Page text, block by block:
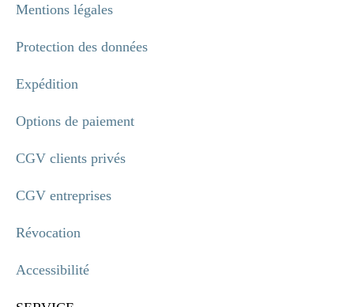
Mentions légales
Protection des données
Expédition
Options de paiement
CGV clients privés
CGV entreprises
Révocation
Accessibilité